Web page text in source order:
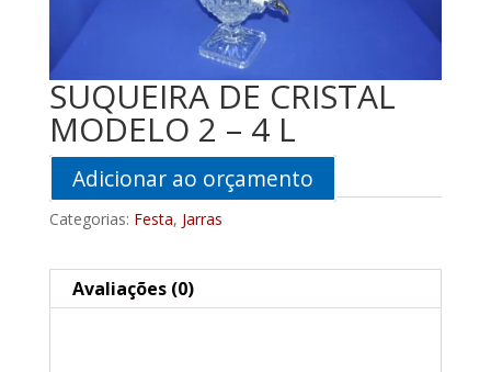
SUQUEIRA DE CRISTAL
MODELO 2 – 4 L
Adicionar ao orçamento
Categorias: Festa, Jarras
Avaliações (0)